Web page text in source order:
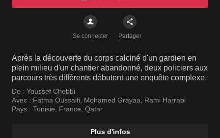
Se connecter Partager
Après la découverte du corps calciné d'un gardien en
plein milieu d'un chantier abandonné, deux policiers aux
parcours très différents débutent une enquête complexe.
De : Youssef Chebbi
Avec : Fatma Oussaifi, Mohamed Grayaa, Rami Harrabi
Pays : Tunisie, France, Qatar
Plus d'infos